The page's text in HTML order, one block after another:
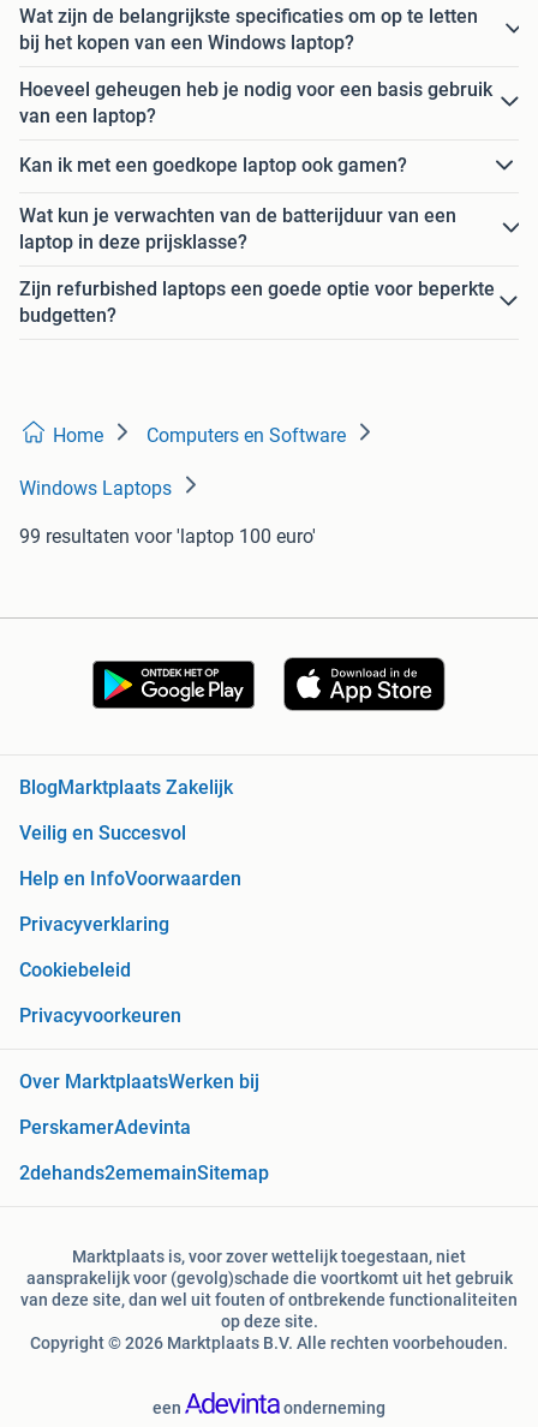
Wat zijn de belangrijkste specificaties om op te letten
bij het kopen van een Windows laptop?
Hoeveel geheugen heb je nodig voor een basis gebruik
van een laptop?
Kan ik met een goedkope laptop ook gamen?
Wat kun je verwachten van de batterijduur van een
laptop in deze prijsklasse?
Zijn refurbished laptops een goede optie voor beperkte
budgetten?
Home Computers en Software
Windows Laptops
99 resultaten voor 'laptop 100 euro'
BlogMarktplaats Zakelijk
Veilig en Succesvol
Help en InfoVoorwaarden
Privacyverklaring
Cookiebeleid
Privacyvoorkeuren
Over MarktplaatsWerken bij
PerskamerAdevinta
2dehands2ememainSitemap
Marktplaats is, voor zover wettelijk toegestaan, niet
aansprakelijk voor (gevolg)schade die voortkomt uit het gebruik
van deze site, dan wel uit fouten of ontbrekende functionaliteiten
op deze site.
Copyright © 2026 Marktplaats B.V. Alle rechten voorbehouden.
een onderneming